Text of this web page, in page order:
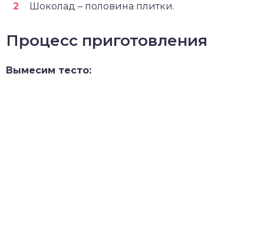
Шоколад – половина плитки.
Процесс приготовления
Вымесим тесто: